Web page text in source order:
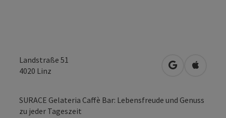
Landstraße 51
4020 Linz in Google
in
SURACE Gelateria Caffè Bar: Lebensfreude und Genuss
zu jeder Tageszeit